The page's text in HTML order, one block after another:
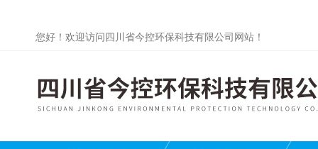
您好！欢迎访问四川省今控环保科技有限公司网站！